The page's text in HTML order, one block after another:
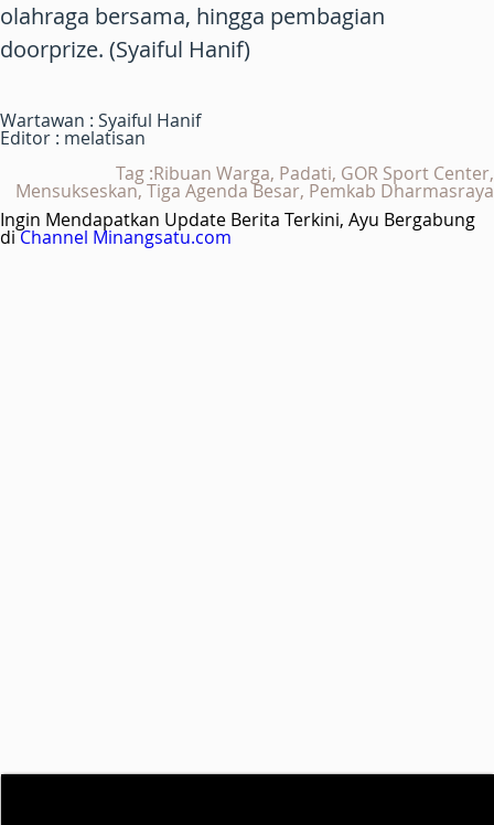
olahraga bersama, hingga pembagian
doorprize. (Syaiful Hanif)
Wartawan : Syaiful Hanif
Editor : melatisan
Tag :Ribuan Warga, Padati, GOR Sport Center,
Mensukseskan, Tiga Agenda Besar, Pemkab Dharmasraya
Ingin Mendapatkan Update Berita Terkini, Ayu Bergabung
diChannel Minangsatu.com